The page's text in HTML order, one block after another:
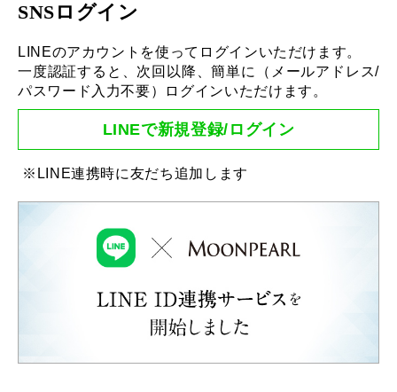
SNSログイン
LINEのアカウントを使ってログインいただけます。
一度認証すると、次回以降、簡単に（メールアドレス/
パスワード入力不要）ログインいただけます。
LINEで新規登録/ログイン
※LINE連携時に友だち追加します